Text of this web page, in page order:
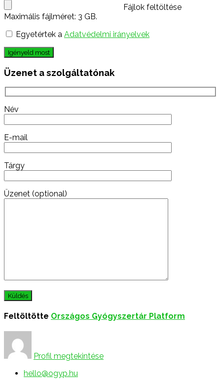
Fájlok feltöltése
Maximális fájlméret: 3 GB.
Egyetértek a Adatvédelmi irányelvek
Igényeld most
Üzenet a szolgáltatónak
Név
E-mail
Tárgy
Üzenet (optional)
Feltöltötte Országos Gyógyszertár Platform
Profil megtekintése
hello@ogyp.hu